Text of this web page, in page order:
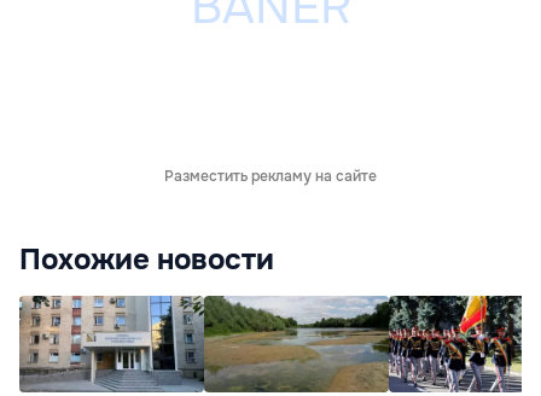
Разместить рекламу на сайте
Похожие новости